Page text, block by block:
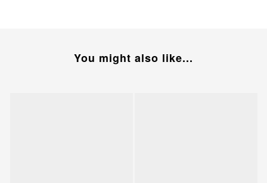
You might also like...